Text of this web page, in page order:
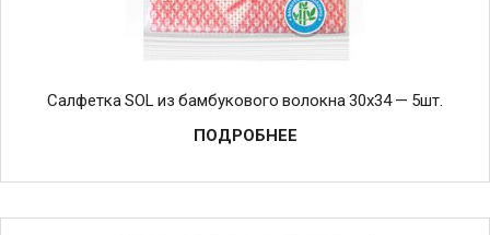
Салфетка SOL из бамбукового волокна 30х34 — 5шт.
ПОДРОБНЕЕ